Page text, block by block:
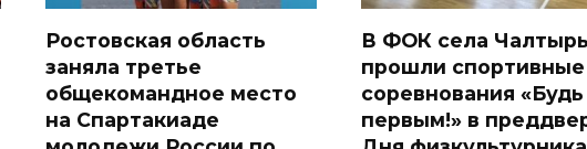
Ростовская область
заняла третье
общекомандное место
на Спартакиаде
В ФОК села
прошли спортивные
соревнования «Будь
первым!» в